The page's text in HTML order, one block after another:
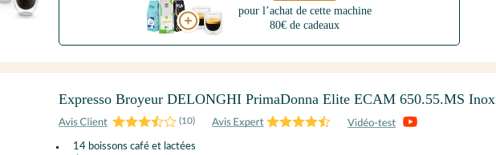
pour l’achat de cette machine
80€ de cadeaux
Expresso Broyeur DELONGHI PrimaDonna Elite ECAM 650.55.MS Inox
(10)
14 boissons café et lactées